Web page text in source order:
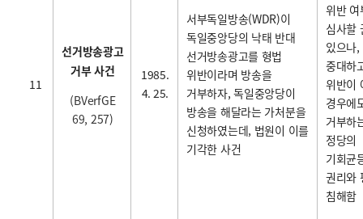
11
선거방송광고
거부 사건
(BVerfGE
69, 257)
1985.
4. 25.
서부독일방송(WDR)이
독일중앙당의 낙태 반대
선거방송광고를 형법
위반이라며 방송을
거부하자, 독일중앙당이
방송을 해달라는 가처분을
신청하였는데, 법원이 이를
기각한 사건
위반 여
심사할
있으나
중대하
위반이
경우에
거부하
정당의
기회균
권리와
침해함